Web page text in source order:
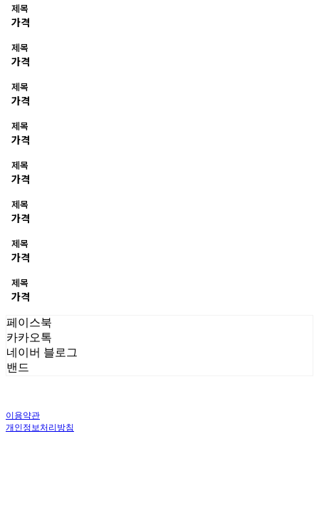
제목
가격
제목
가격
제목
가격
제목
가격
제목
가격
제목
가격
제목
가격
제목
가격
페이스북
카카오톡
네이버 블로그
밴드
이용약관
개인정보처리방침